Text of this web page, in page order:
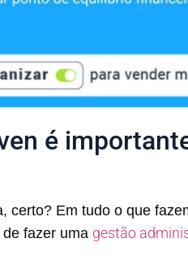
é
certo? Em tudo o que
fazer uma gestão